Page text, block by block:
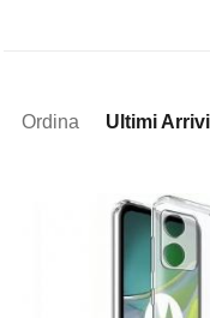
Ordina Ultimi Arrivi